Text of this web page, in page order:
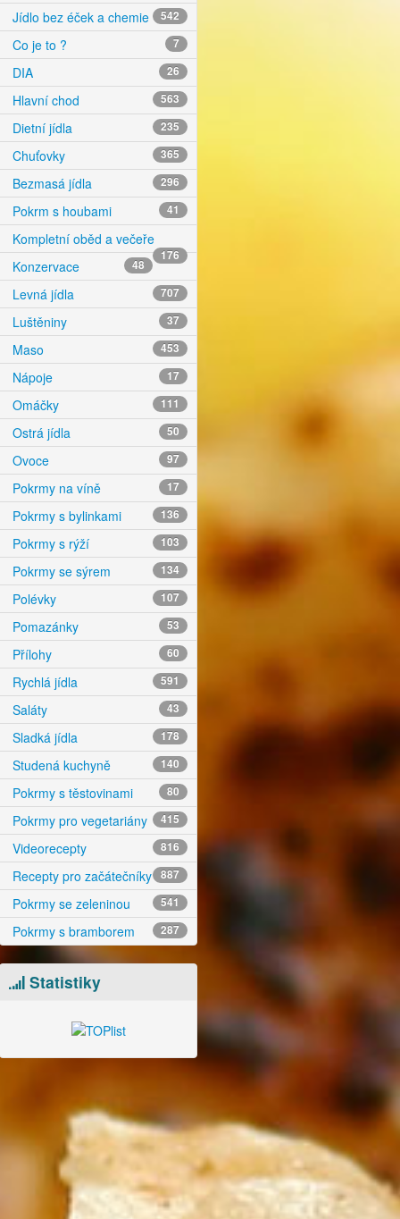
Jídlo bez éček a chemie 542
Co je to ? 7
DIA 26
Hlavní chod 563
Dietní jídla 235
Chuťovky 365
Bezmasá jídla 296
Pokrm s houbami 41
Kompletní oběd a večeře
176
Konzervace 48
Levná jídla 707
Luštěniny 37
Maso 453
Nápoje 17
Omáčky 111
Ostrá jídla 50
Ovoce 97
Pokrmy na víně 17
Pokrmy s bylinkami 136
Pokrmy s rýží 103
Pokrmy se sýrem 134
Polévky 107
Pomazánky 53
Přílohy 60
Rychlá jídla 591
Saláty 43
Sladká jídla 178
Studená kuchyně 140
Pokrmy s těstovinami 80
Pokrmy pro vegetariány 415
Videorecepty 816
Recepty pro začátečníky 887
Pokrmy se zeleninou 541
Pokrmy s bramborem 287
Statistiky